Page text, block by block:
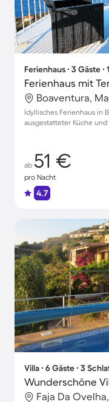
Ferienhaus ∙ 3 Gäste
Ferienhaus mit
Boaventura,
Idyllisches Ferienhaus in
ausgestatteter Küche
ab 51 €
pro Nacht
4.7
Villa ∙ 6 Gäste ∙ 3
Faja Da